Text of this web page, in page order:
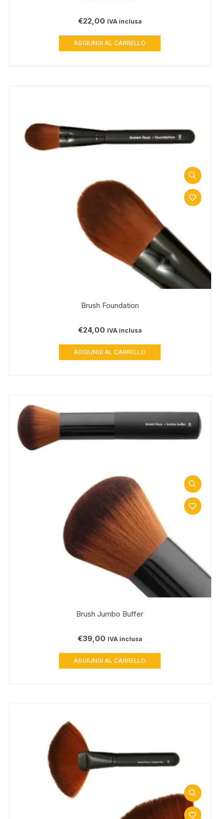
€22,00 IVA inclusa
AGGIUNGI AL CARRELLO
Brush Foundation
€24,00 IVA inclusa
AGGIUNGI AL CARRELLO
Brush Jumbo Buffer
€39,00 IVA inclusa
AGGIUNGI AL CARRELLO